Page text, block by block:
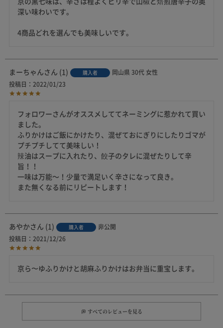
京の黒七味は、辛さは程よくピリ辛で山椒と焙煎唐辛子の奥
深い味わいです。
4商品どれを選んでも美味しいです。
まーちゃん 1 購入者 岡山県 30代 女性
投稿日
2022/01/23
フォロワーさんがオススメしててネーミングに惹かれて買い
ました。
ふりかけはご飯にかけたり、混ぜておにぎりにしたりゴマが
プチプチしてて美味しい！
辣油はスープに入れたり、餃子のタレに混ぜたりして辛
旨！！
一味は万能～！少量で満足いく辛さになって良き。
また無くなる前にリピートします！
あやか 1 購入者
非公開
投稿日
2021/12/26
京ら〜ゆふりかけと胡麻ふりかけはお弁当に重宝します。
すべてのレビューを見る